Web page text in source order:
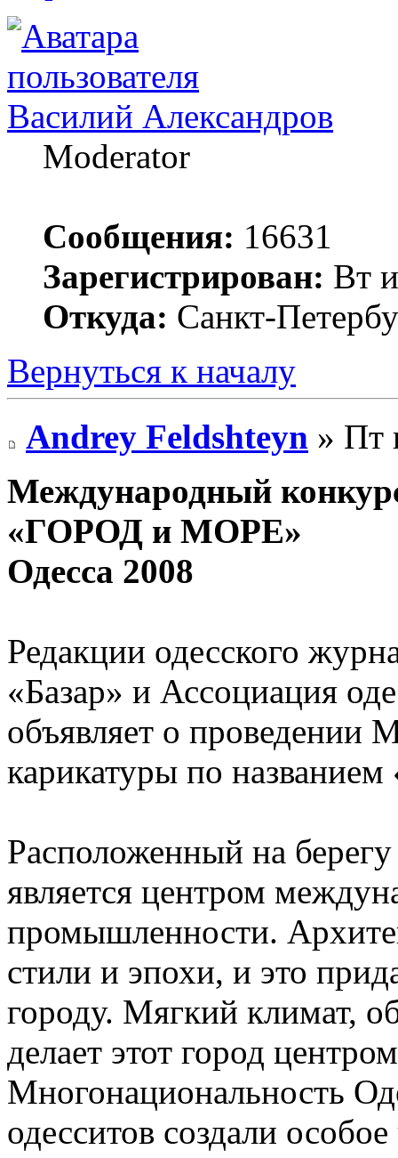
Василий Александров
Moderator
Сообщения: 16631
Зарегистрирован: Вт
Откуда: Санкт-
Вернуться к началу
Andrey Feldshteyn » Пт
Международный
«ГОРОД и МОРЕ»
Одесса 2008
Редакции одесского
«Базар» и Ассоциация
объявляет о проведении
карикатуры по
Расположенный на
является центром
промышленности.
стили и эпохи, и это
городу. Мягкий климат,
делает этот город
Многонациональность
одесситов создали